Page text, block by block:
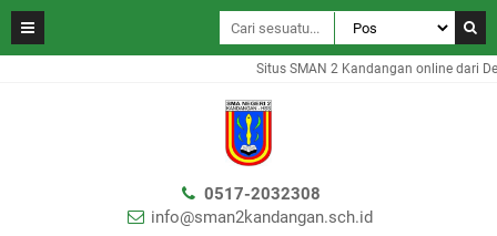
Situs SMAN 2 Kandangan online dari
0517-2032308
info@sman2kandangan.sch.id